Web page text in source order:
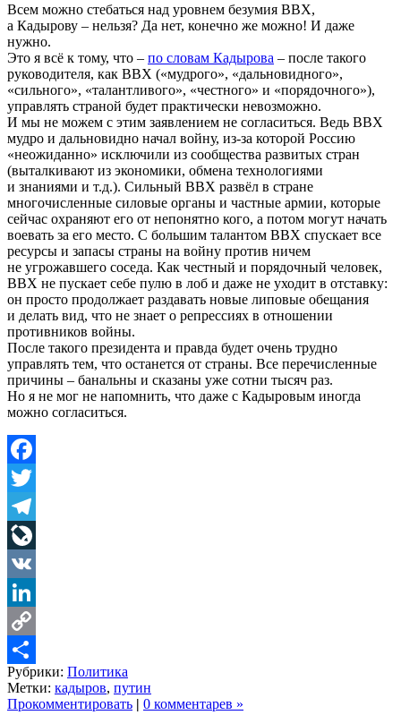
Всем можно стебаться над уровнем безумия ВВХ,
а Кадырову – нельзя? Да нет, конечно же можно! И даже
нужно.
Это я всё к тому, что – по словам Кадырова – после такого
руководителя, как ВВХ («мудрого», «дальновидного»,
«сильного», «талантливого», «честного» и «порядочного»),
управлять страной будет практически невозможно.
И мы не можем с этим заявлением не согласиться. Ведь ВВХ
мудро и дальновидно начал войну, из-за которой Россию
«неожиданно» исключили из сообщества развитых стран
(выталкивают из экономики, обмена технологиями
и знаниями и т.д.). Сильный ВВХ развёл в стране
многочисленные силовые органы и частные армии, которые
сейчас охраняют его от непонятно кого, а потом могут начать
воевать за его место. С большим талантом ВВХ спускает все
ресурсы и запасы страны на войну против ничем
не угрожавшего соседа. Как честный и порядочный человек,
ВВХ не пускает себе пулю в лоб и даже не уходит в отставку:
он просто продолжает раздавать новые липовые обещания
и делать вид, что не знает о репрессиях в отношении
противников войны.
После такого президента и правда будет очень трудно
управлять тем, что останется от страны. Все перечисленные
причины – банальны и сказаны уже сотни тысяч раз.
Но я не мог не напомнить, что даже с Кадыровым иногда
можно согласиться.
Facebook
Twitter
Telegram
LiveJournal
VK
LinkedIn
Copy
Link
Share
Рубрики: Политика
Метки: кадыров, путин
Прокомментировать | 0 комментарев »